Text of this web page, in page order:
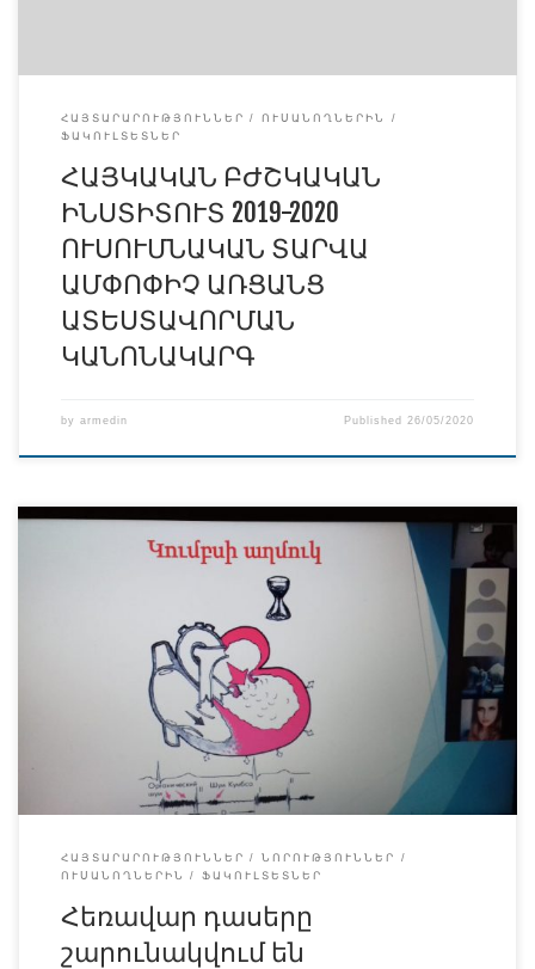
ՀԱՅՏԱՐԱՐՈՒԹՅՈՒՆՆԵՐ
ՈՒՍԱՆՈՂՆԵՐԻՆ
ՖԱԿՈՒԼՏԵՏՆԵՐ
ՀԱՅԿԱԿԱՆ ԲԺՇԿԱԿԱՆ
ԻՆՍՏԻՏՈՒՏ 2019-2020
ՈՒՍՈՒՄՆԱԿԱՆ ՏԱՐՎԱ
ԱՄՓՈՓԻՉ ԱՌՑԱՆՑ
ԱՏԵՍՏԱՎՈՐՄԱՆ
ԿԱՆՈՆԱԿԱՐԳ
by armedin Published26/05/2020
Հայկական բժշկական ինստիտուտում ակտիվորեն և
բավական արդյունավետ կերպով արդեն շուրջ մեկ ամիս է
ընթանում է հեռավար ուսումնական գործընթացը:
Արդյունավետ քննարկումների մթնոլորտում է ընթանում
հատկապես կլինիկական մի շարք առարկաների
ուսուցումը: Ներկայացնում ենք Բուժական ֆակուլտետ
մագիստրատուրա 1ին կուրսում դասավանդվող
<<Պոլիկլինիկական թերապիա>> առարկայի հեռավար
դասընթացից լուսանկարներ, դասախոս՝ Ոսկանյան
Լուսինե: Ներկայացնում ենք նաև Բուժական […]
ՀԱՅՏԱՐԱՐՈՒԹՅՈՒՆՆԵՐ
ՆՈՐՈՒԹՅՈՒՆՆԵՐ
ՈՒՍԱՆՈՂՆԵՐԻՆ
ՖԱԿՈՒԼՏԵՏՆԵՐ
Հեռավար դասերը
շարունակվում են